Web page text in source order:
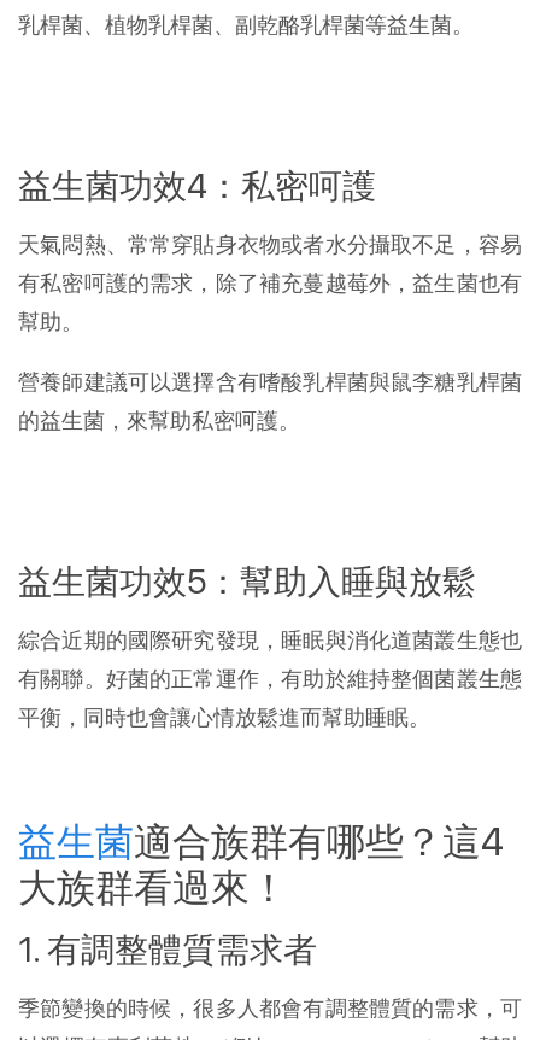
乳桿菌、植物乳桿菌、副乾酪乳桿菌等益生菌。
益生菌功效4：私密呵護
天氣悶熱、常常穿貼身衣物或者水分攝取不足，容易
有私密呵護的需求，除了補充蔓越莓外，益生菌也有
幫助。
營養師建議可以選擇含有嗜酸乳桿菌與鼠李糖乳桿菌
的益生菌，來幫助私密呵護。
益生菌功效5：幫助入睡與放鬆
綜合近期的國際研究發現，睡眠與消化道菌叢生態也
有關聯。好菌的正常運作，有助於維持整個菌叢生態
平衡，同時也會讓心情放鬆進而幫助睡眠。
益生菌適合族群有哪些？這4
大族群看過來！
1. 有調整體質需求者
季節變換的時候，很多人都會有調整體質的需求，可